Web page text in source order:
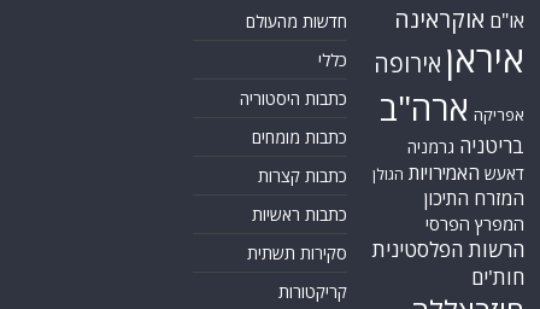
או"ם אוקראינה
איראן אירופה
אפריקה ארה"ב
בריטניה גרמניה
דאעש האמירויות הגולן
המזרח התיכון
המפרץ הפרסי
הרשות הפלסטינית
חות'ים
חדשות מהעולם
כללי
כתבות היסטוריה
כתבות מומחים
כתבות קצרות
כתבות ראשיות
סקירות תשתית
קריקטורות